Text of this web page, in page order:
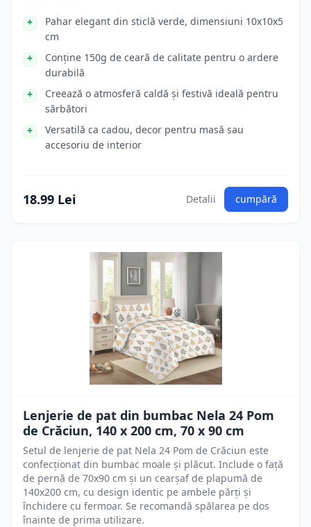
Pahar elegant din sticlă verde, dimensiuni 10x10x5
cm
Conține 150g de ceară de calitate pentru o ardere
durabilă
Creează o atmosferă caldă și festivă ideală pentru
sărbători
Versatilă ca cadou, decor pentru masă sau
accesoriu de interior
18.99 Lei Detalii cumpără
Lenjerie de pat din bumbac Nela 24 Pom
de Crăciun, 140 x 200 cm, 70 x 90 cm
Setul de lenjerie de pat Nela 24 Pom de Crăciun este
confecționat din bumbac moale și plăcut. Include o față
de pernă de 70x90 cm și un cearșaf de plapumă de
140x200 cm, cu design identic pe ambele părți și
închidere cu fermoar. Se recomandă spălarea pe dos
înainte de prima utilizare.